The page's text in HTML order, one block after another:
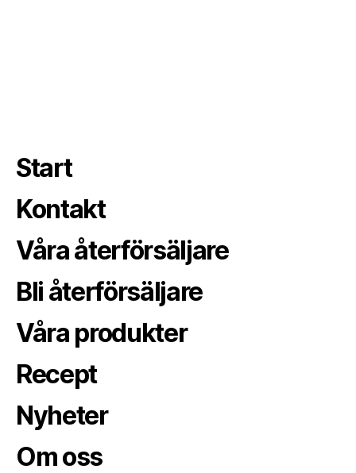
Start
Kontakt
Våra återförsäljare
Bli återförsäljare
Våra produkter
Recept
Nyheter
Om oss